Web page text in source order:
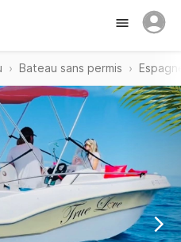
Bateau sans permis